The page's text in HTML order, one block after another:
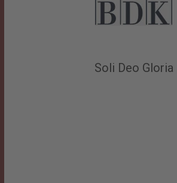
Soli Deo Gloria